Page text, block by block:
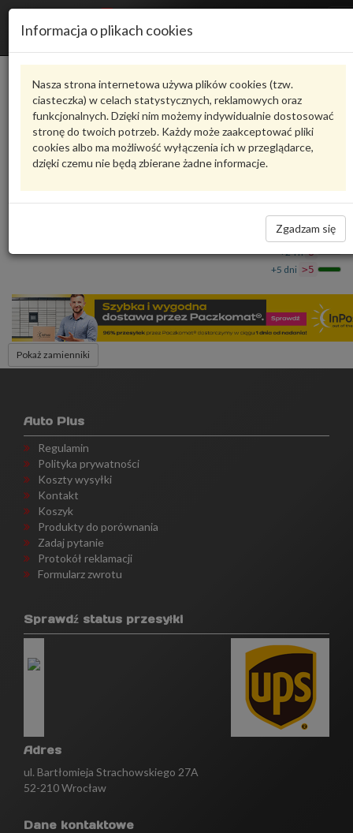
Informacja o plikach cookies
Nasza strona internetowa używa plików cookies (tzw.
ciasteczka) w celach statystycznych, reklamowych oraz
funkcjonalnych. Dzięki nim możemy indywidualnie dostosować
stronę do twoich potrzeb. Każdy może zaakceptować pliki
cookies albo ma możliwość wyłączenia ich w przeglądarce,
dzięki czemu nie będą zbierane żadne informacje.
Zgadzam się
Karta produktu
6U0084030GVAG
VAG - produkt oryginalny VW AUDI SEAT SKODA
Kamizelka odblaskowa dziecięca M 6U0084030G VAG
28,28 zł
Dostępność
Wrocław 0
+24 h 8
+5 dni >5
Pokaż zamienniki
Auto Plus
Regulamin
Polityka prywatności
Koszty wysyłki
Kontakt
Koszyk
Produkty do porównania
Zadaj pytanie
Protokół reklamacji
Formularz zwrotu
Sprawdź status przesyłki
Adres
ul. Bartłomieja Strachowskiego 27A
52-210 Wrocław
Dane kontaktowe